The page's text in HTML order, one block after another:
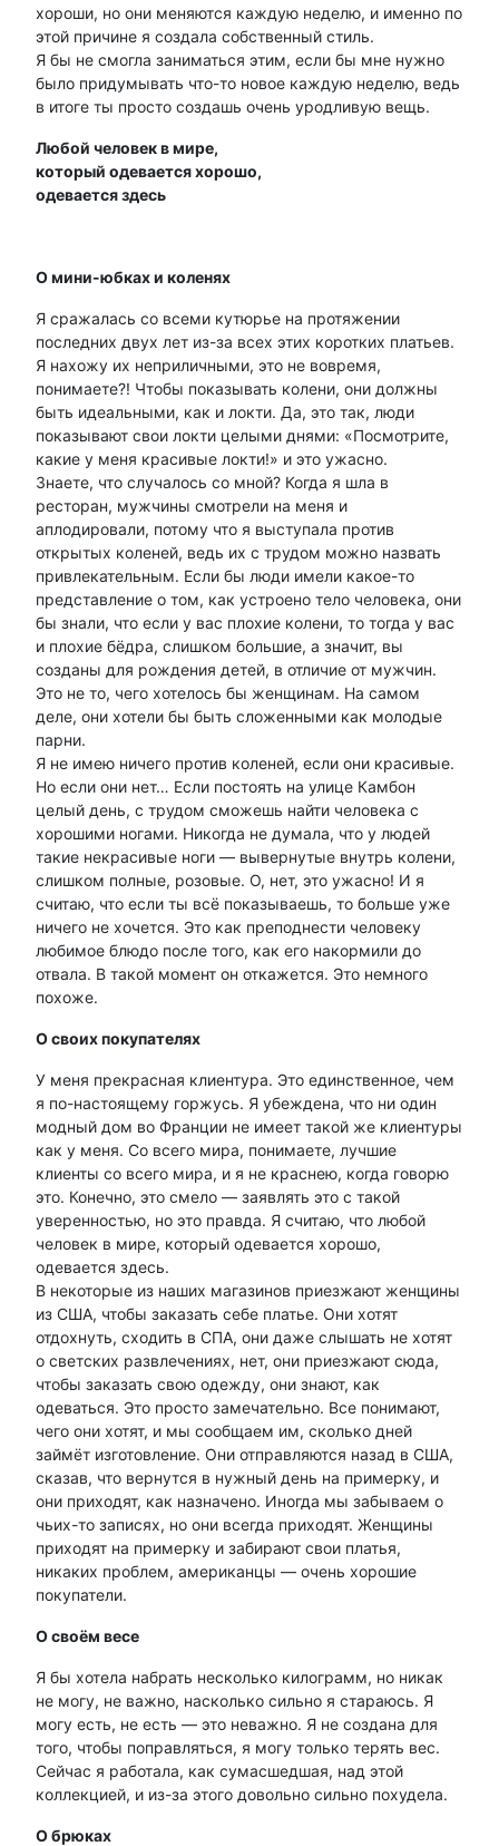
хороши, но они меняются каждую неделю, и именно по
этой причине я создала собственный стиль.
Я бы не смогла заниматься этим, если бы мне нужно
было придумывать что-то новое каждую неделю, ведь
в итоге ты просто создашь очень уродливую вещь.
Любой человек в мире,
который одевается хорошо,
одевается здесь
О мини-юбках и коленях
Я сражалась со всеми кутюрье на протяжении
последних двух лет из-за всех этих коротких платьев.
Я нахожу их неприличными, это не вовремя,
понимаете?! Чтобы показывать колени, они должны
быть идеальными, как и локти. Да, это так, люди
показывают свои локти целыми днями: «Посмотрите,
какие у меня красивые локти!» и это ужасно.
Знаете, что случалось со мной? Когда я шла в
ресторан, мужчины смотрели на меня и
аплодировали, потому что я выступала против
открытых коленей, ведь их с трудом можно назвать
привлекательным. Если бы люди имели какое-то
представление о том, как устроено тело человека, они
бы знали, что если у вас плохие колени, то тогда у вас
и плохие бёдра, слишком большие, а значит, вы
созданы для рождения детей, в отличие от мужчин.
Это не то, чего хотелось бы женщинам. На самом
деле, они хотели бы быть сложенными как молодые
парни.
Я не имею ничего против коленей, если они красивые.
Но если они нет… Если постоять на улице Камбон
целый день, с трудом сможешь найти человека с
хорошими ногами. Никогда не думала, что у людей
такие некрасивые ноги — вывернутые внутрь колени,
слишком полные, розовые. О, нет, это ужасно! И я
считаю, что если ты всё показываешь, то больше уже
ничего не хочется. Это как преподнести человеку
любимое блюдо после того, как его накормили до
отвала. В такой момент он откажется. Это немного
похоже.
О своих покупателях
У меня прекрасная клиентура. Это единственное, чем
я по-настоящему горжусь. Я убеждена, что ни один
модный дом во Франции не имеет такой же клиентуры
как у меня. Со всего мира, понимаете, лучшие
клиенты со всего мира, и я не краснею, когда говорю
это. Конечно, это смело — заявлять это с такой
уверенностью, но это правда. Я считаю, что любой
человек в мире, который одевается хорошо,
одевается здесь.
В некоторые из наших магазинов приезжают женщины
из США, чтобы заказать себе платье. Они хотят
отдохнуть, сходить в СПА, они даже слышать не хотят
о светских развлечениях, нет, они приезжают сюда,
чтобы заказать свою одежду, они знают, как
одеваться. Это просто замечательно. Все понимают,
чего они хотят, и мы сообщаем им, сколько дней
займёт изготовление. Они отправляются назад в США,
сказав, что вернутся в нужный день на примерку, и
они приходят, как назначено. Иногда мы забываем о
чьих-то записях, но они всегда приходят. Женщины
приходят на примерку и забирают свои платья,
никаких проблем, американцы — очень хорошие
покупатели.
О своём весе
Я бы хотела набрать несколько килограмм, но никак
не могу, не важно, насколько сильно я стараюсь. Я
могу есть, не есть — это неважно. Я не создана для
того, чтобы поправляться, я могу только терять вес.
Сейчас я работала, как сумасшедшая, над этой
коллекцией, и из-за этого довольно сильно похудела.
О брюках